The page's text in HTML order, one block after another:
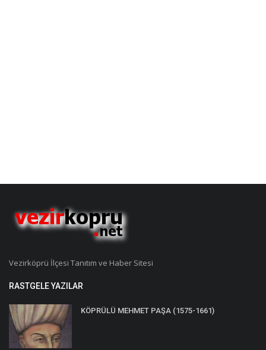
Vezirköprü İlçesi Tanıtım ve Haber Sitesi
RASTGELE YAZILAR
KÖPRÜLÜ MEHMET PAŞA (1575-1661)